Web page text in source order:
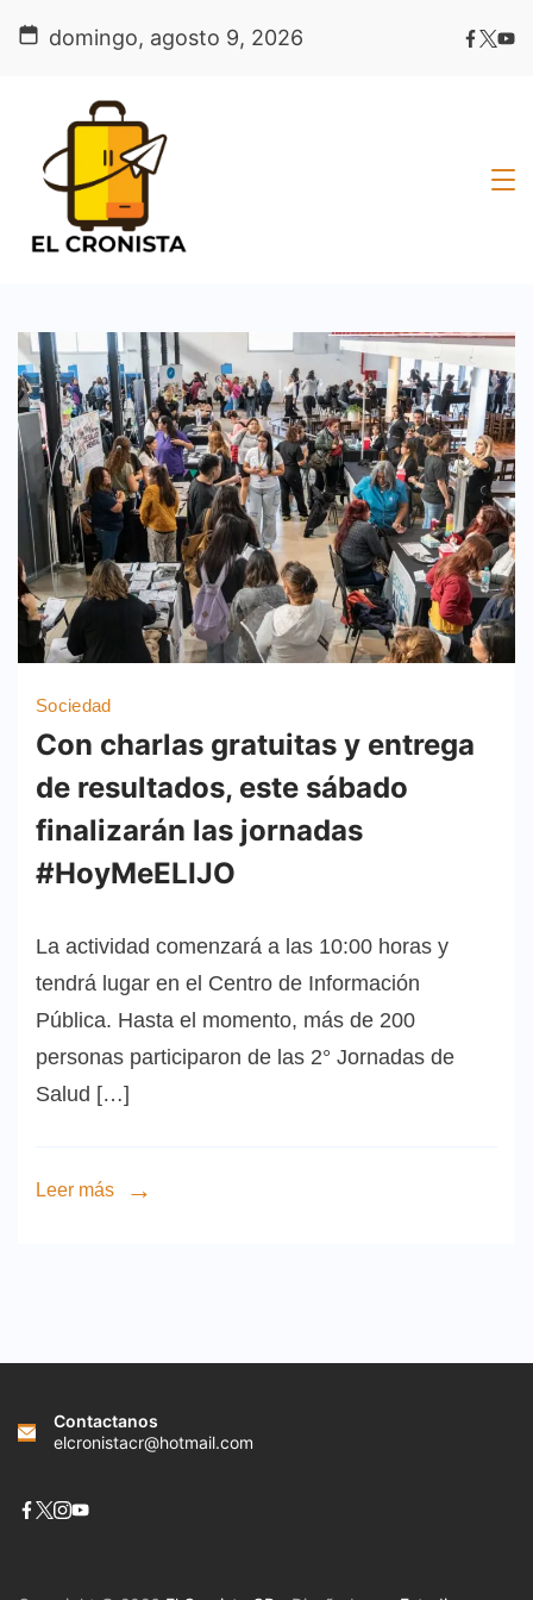
domingo, agosto 9, 2026
Sociedad
Con charlas gratuitas y entrega
de resultados, este sábado
finalizarán las jornadas
#HoyMeELIJO
La actividad comenzará a las 10:00 horas y
tendrá lugar en el Centro de Información
Pública. Hasta el momento, más de 200
personas participaron de las 2° Jornadas de
Salud […]
Leer más
Contactanos
elcronistacr@hotmail.com